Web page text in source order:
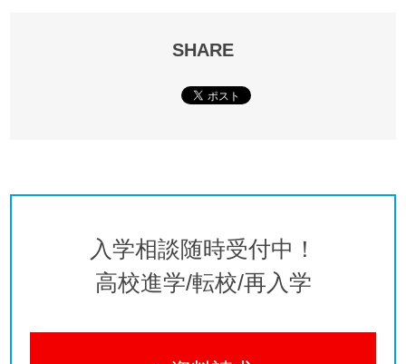
SHARE
入学相談随時受付中！
高校進学/転校/再入学